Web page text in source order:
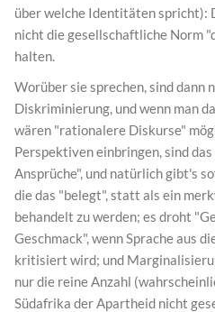
über welche Identitäten spricht):
nicht die gesellschaftliche Norm
halten.
Worüber sie sprechen, sind dann
Diskriminierung, und wenn man
wären "rationalere Diskurse"
Perspektiven einbringen, sind
Ansprüche", und natürlich gibt's
die das "belegt", statt als ein
behandelt zu werden; es droht
Geschmack", wenn Sprache aus
kritisiert wird; und
nur die reine Anzahl
Südafrika der Apartheid nicht